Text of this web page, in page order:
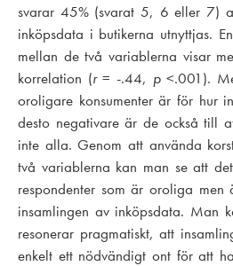
svarar 45% (svarat 5, 6 eller 7)
inköpsdata i butikerna utnyttjas.
mellan de två variablerna visar
korrelation (r= -.44, p<.001).
oroligare konsumenter är för hur
desto negativare är de också till
inte alla. Genom att använda
två variablerna kan man se att
respondenter som är oroliga
insamlingen av inköpsdata. Man
resonerar pragmatiskt, att
enkelt ett nödvändigt ont för att